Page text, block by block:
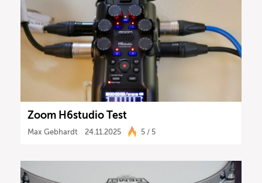
Zoom H6studio Test
Max Gebhardt 24.11.2025 5 / 5